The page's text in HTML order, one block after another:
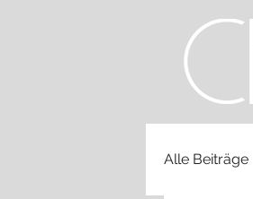
Alle Beiträge